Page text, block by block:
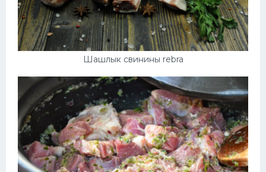
Шашлык свинины rebra